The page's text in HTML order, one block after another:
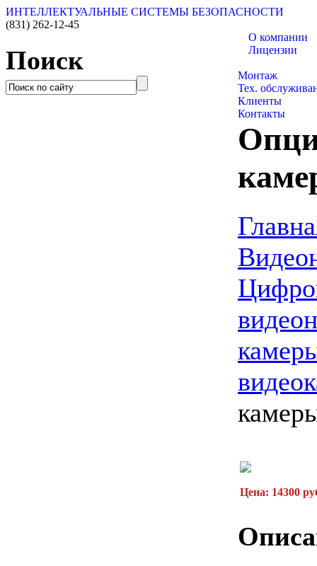
ИНТЕЛЛЕКТУАЛЬНЫЕ СИСТЕМЫ БЕЗОПАСНОСТИ
(831) 262-12-45
Поиск
О компании
Лицензии
Монтаж
Тех.
Клиенты
Контакты
Цена: 14300